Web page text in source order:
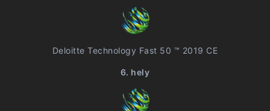
Deloitte Technology Fast 50 ™ 2019 CE
6. hely